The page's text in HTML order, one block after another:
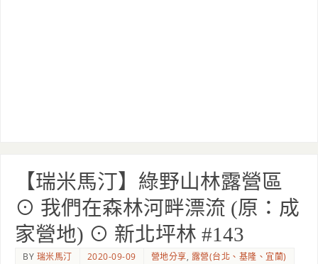
【瑞米馬汀】綠野山林露營區
⊙ 我們在森林河畔漂流 (原：成
家營地) ⊙ 新北坪林 #143
BY 瑞米馬汀 2020-09-09 營地分享, 露營(台北、基隆、宜蘭)